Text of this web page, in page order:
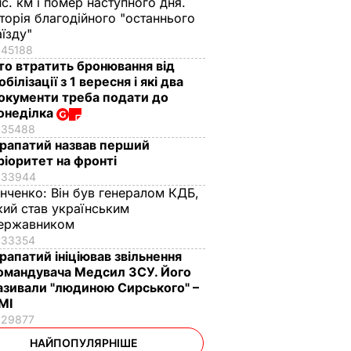
благодійного "останнього
45188
втратить бронювання від
з 1 вересня і які два
треба подати до
35488
назвав перший
на фронті
33944
Він був генералом КДБ,
став українським
33354
ініціював звільнення
Медсил ЗСУ. Його
"людиною Сирського" –
29877
НАЙПОПУЛЯРНІШЕ